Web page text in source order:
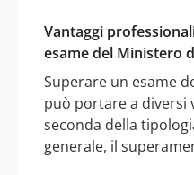
Vantaggi
esame del Ministero
Superare un esame
può portare a diversi
seconda della
generale, il